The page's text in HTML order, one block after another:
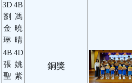
3D
劉
金
琳
4B
馮
曉
晴
4B
張
聖
4D
姚
紫
銅獎